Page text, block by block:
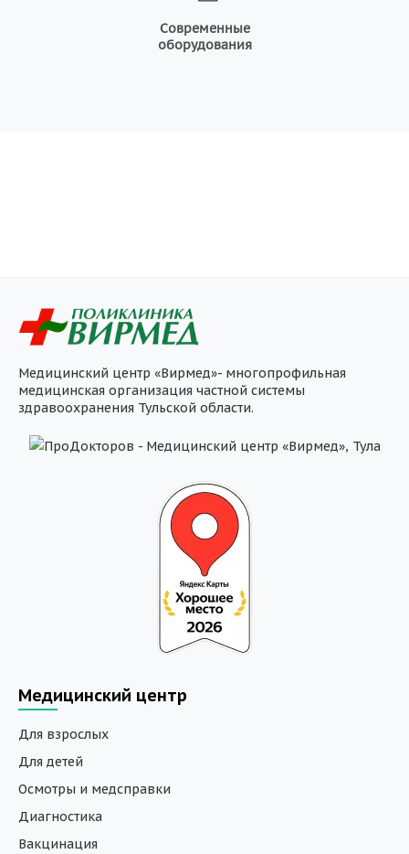
Современные
оборудования
Медицинский центр «Вирмед»- многопрофильная
медицинская организация частной системы
здравоохранения Тульской области.
Медицинский центр
Для взрослых
Для детей
Осмотры и медсправки
Диагностика
Вакцинация